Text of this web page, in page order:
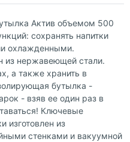
Актив объемом 500
сохранять напитки
охлажденными.
из нержавеющей стали.
а также хранить в
бутылка -
- взяв ее один раз в
Ключевые
изготовлен из
стенками и вакуумной